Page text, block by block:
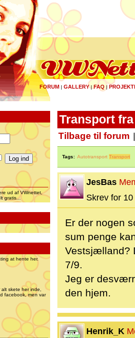
FORUM | GALLERY|FAQ |
ud af VWnettet,
gratis...
at hente her.
skete her inde,
facebook, men var
Transport
Tilbage til forum
Tags: Autotransport Transport
JesBas
Skrev for
Er der nogen
sum penge
Vestsjælland?
7/9.
Jeg er
den hjem.
Henrik_K